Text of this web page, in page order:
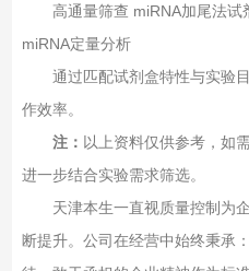
高通量筛查‌ miRNA加尾法试
miRNA定量分析
通过匹配试剂盒特性与实验目
作效率。
注： 以上资料仅供参考，如
进一步结合实验需求筛选‌。
天津本生一直视质量控制为企
断提升。公司在经营中始终秉承